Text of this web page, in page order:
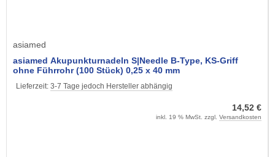
asiamed
asiamed Akupunkturnadeln S|Needle B-Type, KS-Griff
ohne Führrohr (100 Stück) 0,25 x 40 mm
Lieferzeit: 3-7 Tage jedoch Hersteller abhängig
14,52 €
inkl. 19 % MwSt. zzgl. Versandkosten